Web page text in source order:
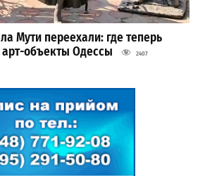
Мути переехали: где теперь
арт-объекты Одессы
2407